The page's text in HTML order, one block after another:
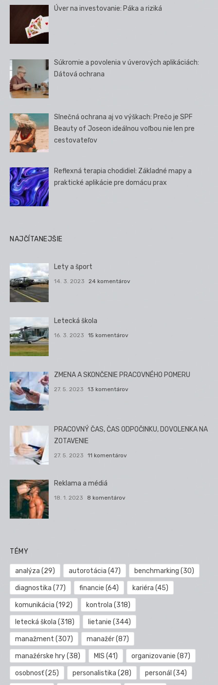
Úver na investovanie: Páka a riziká
Súkromie a povolenia v úverových aplikáciách:
Dátová ochrana
Slnečná ochrana aj vo výškach: Prečo je SPF
Beauty of Joseon ideálnou voľbou nie len pre
cestovateľov
Reflexná terapia chodidiel: Základné mapy a
praktické aplikácie pre domácu prax
NAJČÍTANEJŠIE
Lety a šport
14. 3. 2023 24 komentárov
Letecká škola
16. 3. 2023 15 komentárov
ZMENA A SKONČENIE PRACOVNÉHO POMERU
27. 5. 2023 13 komentárov
PRACOVNÝ ČAS, ČAS ODPOČINKU, DOVOLENKA NA
ZOTAVENIE
27. 5. 2023 11 komentárov
Reklama a médiá
18. 1. 2023 8 komentárov
TÉMY
analýza (29) autorotácia (47) benchmarking (30)
diagnostika (77) financie (64) kariéra (45)
komunikácia (192) kontrola (318)
letecká škola (318) lietanie (344)
manažment (307) manažér(87)
manažérske hry(38) MIS (41) organizovanie (87)
osobnosť(25) personalistika (28) personál (34)